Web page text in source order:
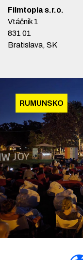
Filmtopia s.r.o.
Vtáčnik 1
831 01
Bratislava, SK
RUMUNSKO